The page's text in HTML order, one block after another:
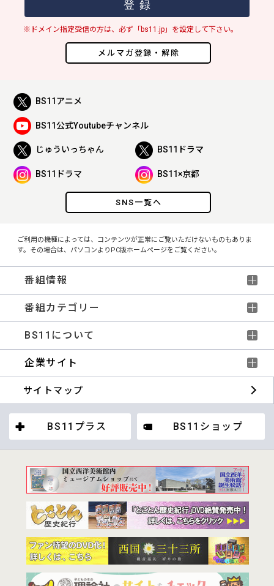
メルマガ登録・解除
※ドメイン指定受信の方は、必ず「bs11.jp」を設定して下さい。
SNS一覧へ
BS11アニメ
BS11公式Youtubeチャンネル
じゅういっちゃん BS11ドラマ
BS11ドラマ BS11×京都
ご利用の機種によっては、コンテンツが正常にご覧いただけないものもありま
す。その場合は、パソコンよりPC版ホームページをご覧ください。
番組情報
番組カテゴリー
BS11について
企業サイト
サイトマップ
BS11プラス BS11ショップ